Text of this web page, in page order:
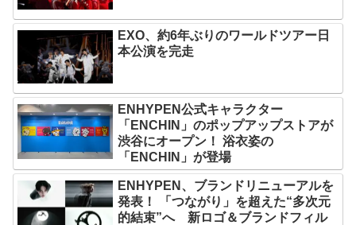
EXO、約6年ぶりのワールドツアー日
本公演を完走
ENHYPEN公式キャラクター
「ENCHIN」のポップアップストアが
渋谷にオープン！ 浴衣姿の
「ENCHIN」が登場
ENHYPEN、ブランドリニューアルを
発表！ 「つながり」を超えた“多次元
的結束”へ 新ロゴ＆ブランドフィル